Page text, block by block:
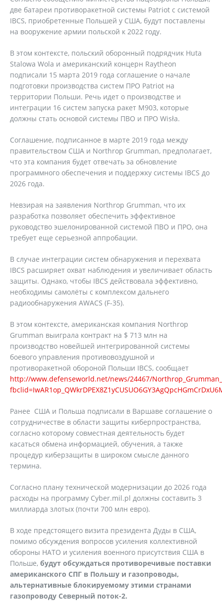
две батареи противоракетной системы Patriot с системой
IBCS, приобретенные Польшей у США, будут поставлены
на вооружение армии польской к 2022 году.
В этом контексте, польский оборонный подрядчик Huta
Stalowa Wola и американский концерн Raytheon
подписали 15 марта 2019 года соглашение о начале
подготовки производства систем ПРО Patriot на
территории Польши. Речь идет о производстве и
интеграции 16 систем запуска ракет M903, которые
должны стать основой системы ПВО и ПРО Wisła.
Соглашение, подписанное в марте 2019 года между
правительством США и Northrop Grumman, предполагает,
что эта компания будет отвечать за обновление
программного обеспечения и поддержку системы IBCS до
2026 года.
Невзирая на заявления Northrop Grumman, что их
разработка позволяет обеспечить эффективное
руководство эшелонированной системой ПВО и ПРО, она
требует еще серьезной аппробации.
В случае интеграции систем обнаружения и перехвата
IBCS расширяет охват наблюдения и увеличивает область
защиты. Однако, чтобы IBCS действовала эффективно,
необходимы самолёты с комплексом дальнего
радиообнаружения AWACS (F-35).
В этом контексте, американская компания Northrop
Grumman выиграла контракт на $ 713 млн на
производство новейшей интегрированной системы
боевого управления противовоздушной и
противоракетной обороной Польши IBCS, сообщает
http://www.defenseworld.net/news/24467/
Ранее США и Польша подписали в Варшаве соглашение о
сотрудничестве в области защиты киберпространства,
согласно которому совместная деятельность будет
касаться обмена информацией, обучения, а также
процедур киберзащиты в широком смысле данного
термина.
Согласно плану технической модернизации до 2026 года
расходы на программу Cyber.mil.pl должны составить 3
миллиарда злотых (почти 700 млн евро).
В ходе предстоящего визита президента Дуды в США,
помимо обсуждения вопросов усиления коллективной
обороны НАТО и усиления военного присутствия США в
Польше, будут обсуждаться противоречивые поставки
американского СПГ в Польшу и газопроводы,
альтернативные блокируемому этими странами
газопроводу Северный поток-2.